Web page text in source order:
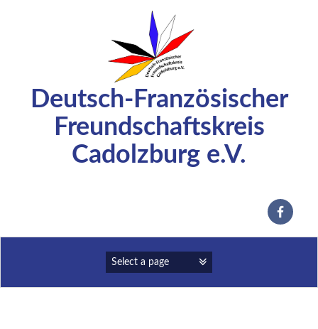
Deutsch-Französischer
Freundschaftskreis
Cadolzburg e.V.